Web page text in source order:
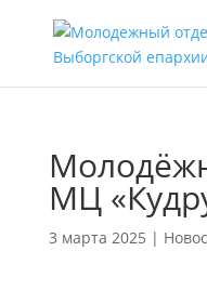
МЦ
3 марта 2025 |